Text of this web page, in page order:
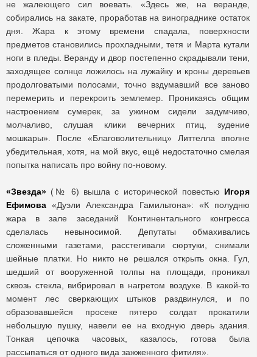
не жалеющего сил воевать. «Здесь же, на веранде,
собирались на закате, проработав на винограднике остаток
дня. Жара к этому времени спадала, поверхности
предметов становились прохладными, тетя и Марта кутали
ноги в пледы. Веранду и двор постепенно скрадывали тени,
заходящее солнце ложилось на лужайку и кроны деревьев
продолговатыми полосами, точно вздумавший все заново
перемерить и перекроить землемер. Проникаясь общим
настроением сумерек, за ужином сидели задумчиво,
молчаливо, слушая клики вечерних птиц, зудение
мошкары». После «Благоволительниц» Литтелла вполне
убедительная, хотя, на мой вкус, ещё недостаточно смелая
попытка написать про войну по-новому.
«Звезда» (№ 6) вышла с исторической повестью Игоря
Ефимова «Дуэли Александра Гамильтона»: «К полудню
жара в зале заседаний Континентального конгресса
сделалась невыносимой. Депутаты обмахивались
сложенными газетами, расстегивали сюртуки, снимали
шейные платки. Но никто не решался открыть окна. Гул,
шедший от вооруженной толпы на площади, проникал
сквозь стекла, вибрировал в нагретом воздухе. В какой-то
момент лес сверкающих штыков раздвинулся, и по
образовавшейся просеке пятеро солдат прокатили
небольшую пушку, навели ее на входную дверь здания.
Тонкая цепочка часовых, казалось, готова была
рассыпаться от одного вида зажженного фитиля».